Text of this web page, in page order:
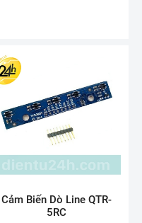
Cảm Biến Dò Line QTR-
5RC